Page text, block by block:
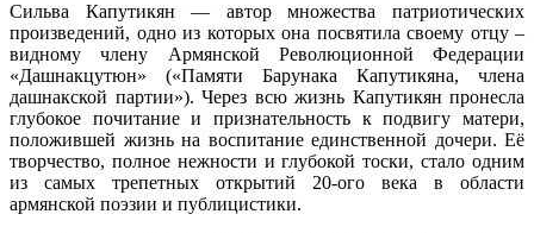
Сильва Капутикян — автор множества патриотических
произведений, одно из которых она посвятила своему отцу –
видному члену Армянской Революционной Федерации
«Дашнакцутюн» («Памяти Барунака Капутикяна, члена
дашнакской партии»). Через всю жизнь Капутикян пронесла
глубокое почитание и признательность к подвигу матери,
положившей жизнь на воспитание единственной дочери. Её
творчество, полное нежности и глубокой тоски, стало одним
из самых трепетных открытий 20-ого века в области
армянской поэзии и публицистики.